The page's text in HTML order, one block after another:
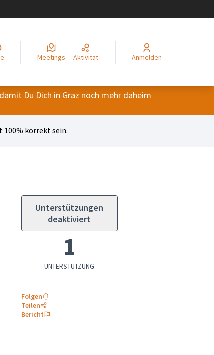
el idioma Choisir la langueAlege limba Izberi jezikOdaberite jezik
Meetings Aktivität Anmelden
Du Dich in Graz noch mehr daheim
korrekt sein.
Unterstützungen
deaktiviert
1
UNTERSTÜTZUNG
Folgen
Teilen
Bericht